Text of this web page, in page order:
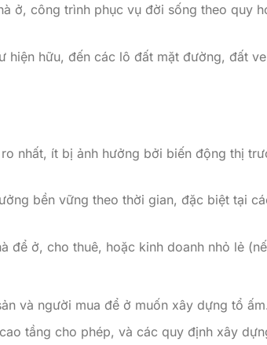
ở, công trình phục vụ đời sống theo quy
hiện hữu, đến các lô đất mặt đường, đất
nhất, ít bị ảnh hưởng bởi biến động thị
bền vững theo thời gian, đặc biệt tại
để ở, cho thuê, hoặc kinh doanh nhỏ lẻ
và người mua để ở muốn xây dựng tổ
tầng cho phép, và các quy định xây